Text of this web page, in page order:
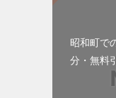
昭和町で
分・無料